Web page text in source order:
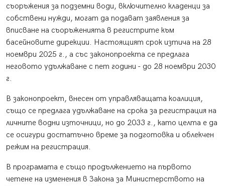
съоръжения за подземни води, включително кладенци за
собствени нужди, могат да подават заявления за
вписване на съоръженията в регистрите към
басейновите дирекции. Настоящият срок изтича на 28
ноември 2025 г., а със законопроекта се предлага
неговото удължаване с пет години - до 28 ноември 2030
г.
В законопроект, внесен от управляващата коалиция,
също се предлага удължаване на срока за регистрация на
личните водни източници, но до 2033 г., като целта е да
се осигури достатъчно време за подготовка и облекчен
режим на регистрация.
В програмата е също продължението на първото
четене на изменения в Закона за Министерството на